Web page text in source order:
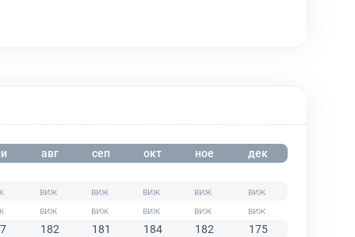
авг сеп окт ное дек
182 181 184 182
175